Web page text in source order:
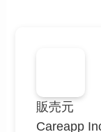
販売元
Careapp